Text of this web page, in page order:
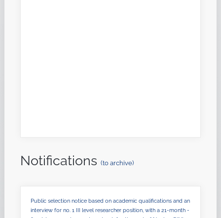
Notifications (to archive)
Public selection notice based on academic qualifications and an
interview for no. 1 III level researcher position, with a 21-month -